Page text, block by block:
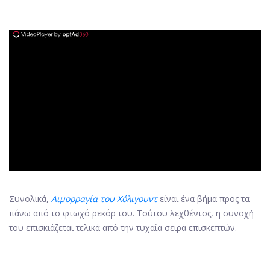
Συνολικά, Αιμορραγία του Χόλιγουντ είναι ένα βήμα προς τα
πάνω από το φτωχό ρεκόρ του. Τούτου λεχθέντος, η συνοχή
του επισκιάζεται τελικά από την τυχαία σειρά επισκεπτών.